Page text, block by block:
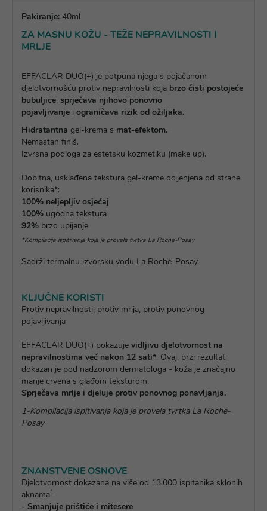
Pakiranje: 40ml
ZA MASNU KOŽU - TEŽE NEPRAVILNOSTI I
MRLJE
EFFACLAR DUO(+) je potpuna njega s pojačanom
djelotvornošću protiv nepravilnosti koja brzo čisti postojeće
bubuljice, sprječava njihovo ponovno
pojavljivanje i ograničava rizik od ožiljaka.
Hidratantna gel-krema s mat-efektom.
Nemastan finiš.
Izvrsna podloga za estetsku kozmetiku (make up).
Dobitna, usklađena tekstura gel-kreme ocijenjena od strane
korisnika*:
100% neljepljiv osjećaj
100% ugodna tekstura
92% brzo upijanje
*Kompilacija ispitivanja koja je provela tvrtka La Roche-Posay
Sadrži termalnu izvorsku vodu La Roche-Posay.
KLJUČNE KORISTI
Protiv nepravilnosti, protiv mrlja, protiv ponovnog
pojavljivanja
EFFACLAR DUO(+) pokazuje vidljivu djelotvornost na
nepravilnostima već nakon 12 sati*. Ovaj, brzi rezultat
dokazan je pod nadzorom dermatologa - koža je značajno
manje crvena s glađom teksturom.
Sprječava mrlje i djeluje protiv ponovnog ponavljanja.
1-Kompilacija ispitivanja koja je provela tvrtka La Roche-
Posay
ZNANSTVENE OSNOVE
Djelotvornost dokazana na više od 13.000 ispitanika sklonih
aknama1
- Smanjuje prištiće i mitesere